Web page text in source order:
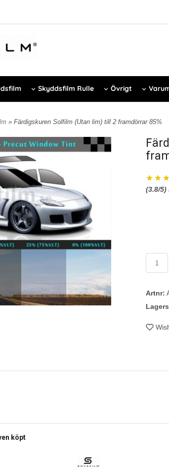
Skyddsfilm Rulle Övrigt
» Färdigskuren Solfilm (Utan lim) till 2 framdörrar 85%
(3.8/5)
Artnr:
köpt